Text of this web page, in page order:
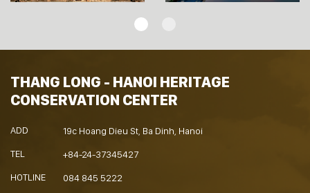
THANG LONG - HANOI HERITAGE
CONSERVATION CENTER
ADD 19c Hoang Dieu St, Ba Dinh, Hanoi
TEL +84-24-37345427
HOTLINE 084 845 5222